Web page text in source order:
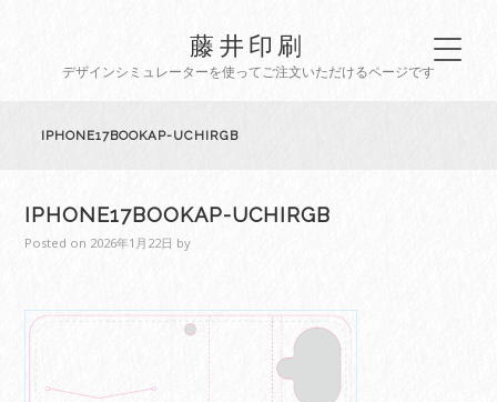
藤井印刷
デザインシミュレーターを使ってご注文いただけるページです
IPHONE17BOOKAP-UCHIRGB
IPHONE17BOOKAP-UCHIRGB
Posted on 2026年1月22日 by